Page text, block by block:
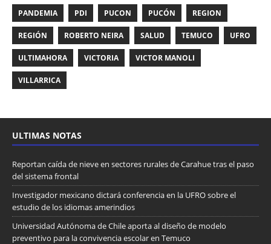
PANDEMIA PDI PUCON PUCÓN REGION
REGIÓN ROBERTO NEIRA SALUD TEMUCO UFRO
ULTIMAHORA VICTORIA VICTOR MANOLI
VILLARRICA
ULTIMAS NOTAS
Reportan caída de nieve en sectores rurales de Carahue tras el paso
del sistema frontal
Investigador mexicano dictará conferencia en la UFRO sobre el
estudio de los idiomas amerindios
Universidad Autónoma de Chile aporta al diseño de modelo
preventivo para la convivencia escolar en Temuco